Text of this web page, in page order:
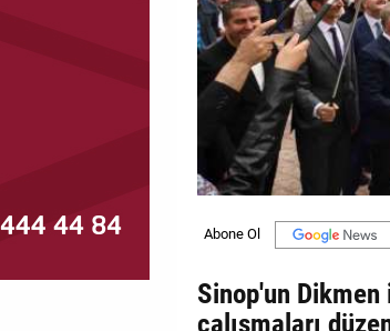
Künye
İletişim
Sinop'un
çalışmaları